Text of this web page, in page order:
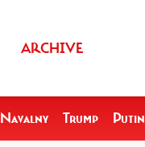
ARCHIVE
Navalny Trump Putin